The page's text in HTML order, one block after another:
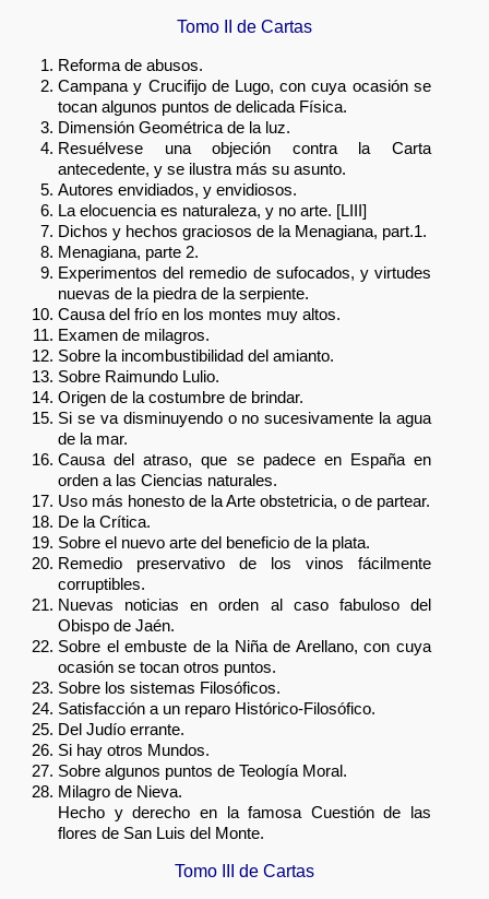
Tomo II de Cartas
Reforma de abusos.
Campana y Crucifijo de Lugo, con cuya ocasión se
tocan algunos puntos de delicada Física.
Dimensión Geométrica de la luz.
Resuélvese una objeción contra la Carta
antecedente, y se ilustra más su asunto.
Autores envidiados, y envidiosos.
La elocuencia es naturaleza, y no arte. [LIII]
Dichos y hechos graciosos de la Menagiana, part.1.
Menagiana, parte 2.
Experimentos del remedio de sufocados, y virtudes
nuevas de la piedra de la serpiente.
Causa del frío en los montes muy altos.
Examen de milagros.
Sobre la incombustibilidad del amianto.
Sobre Raimundo Lulio.
Origen de la costumbre de brindar.
Si se va disminuyendo o no sucesivamente la agua
de la mar.
Causa del atraso, que se padece en España en
orden a las Ciencias naturales.
Uso más honesto de la Arte obstetricia, o de partear.
De la Crítica.
Sobre el nuevo arte del beneficio de la plata.
Remedio preservativo de los vinos fácilmente
corruptibles.
Nuevas noticias en orden al caso fabuloso del
Obispo de Jaén.
Sobre el embuste de la Niña de Arellano, con cuya
ocasión se tocan otros puntos.
Sobre los sistemas Filosóficos.
Satisfacción a un reparo Histórico-Filosófico.
Del Judío errante.
Si hay otros Mundos.
Sobre algunos puntos de Teología Moral.
Milagro de Nieva.
Hecho y derecho en la famosa Cuestión de las
flores de San Luis del Monte.
Tomo III de Cartas